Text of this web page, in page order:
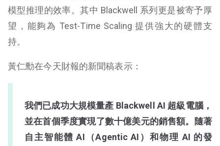
模型推理的效率。其中 Blackwell 系列更是被寄予厚
望，能夠為 Test-Time Scaling 提供強大的硬體支
持。
黃仁勳在今天財報的新聞稿表示：
我們已成功大規模量產 Blackwell AI 超級電腦，
並在首個季度實現了數十億美元的銷售額。隨著
自主智能體 AI（Agentic AI）和物理 AI 的發